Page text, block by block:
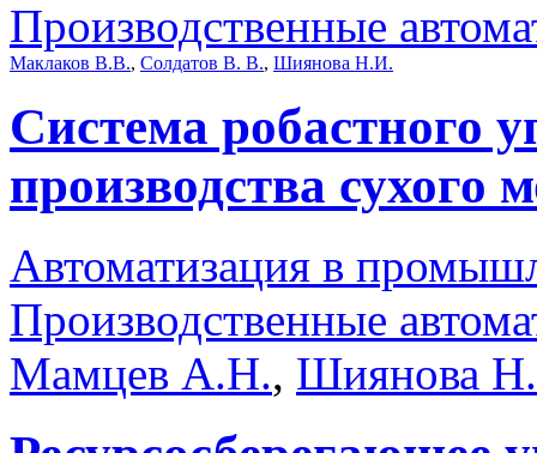
Производственные
Маклаков В.В., Солдатов В. В., Шиянова Н.И.
Система робастного
производства сухого
Автоматизация в
Производственные
Мамцев А.Н., Шиянова